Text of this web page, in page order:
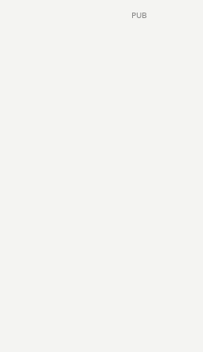
PUB